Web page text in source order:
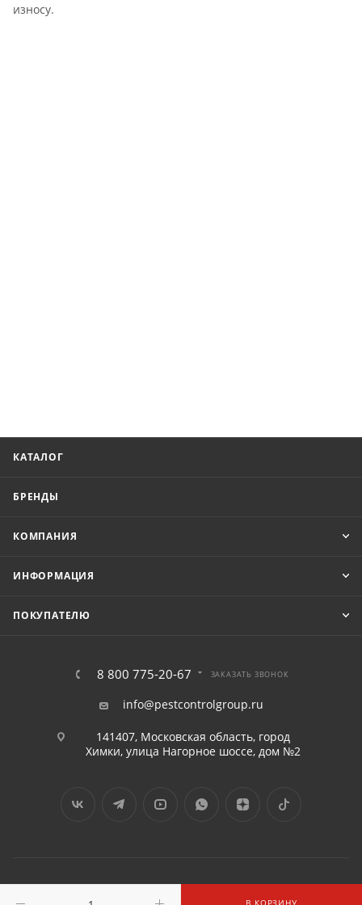
В КОРЗИНУ
износу.
КАТАЛОГ
БРЕНДЫ
КОМПАНИЯ
ИНФОРМАЦИЯ
ПОКУПАТЕЛЮ
8 800 775-20-67 ЗАКАЗАТЬ ЗВОНОК
info@pestcontrolgroup.ru
141407, Московская область, город
Химки, улица Нагорное шоссе, дом №2
2016 - 2026 © «ПЕСТКОНТРОЛГРУПП» ООО